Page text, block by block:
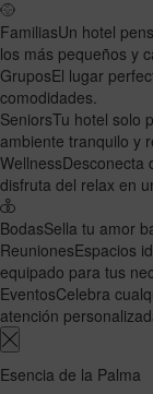
FamiliasUn hotel
los más pequeños y
GruposEl lugar
comodidades.
SeniorsTu hotel solo
ambiente tranquilo y
WellnessDesconecta
disfruta del relax en
BodasSella tu amor
ReunionesEspacios
equipado para tus
EventosCelebra
atención
Esencia de la Palma